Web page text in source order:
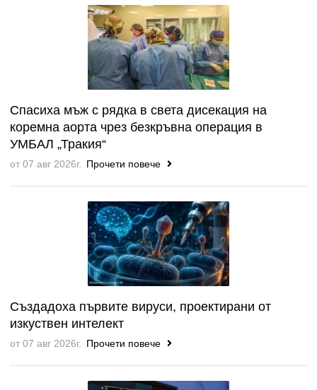
Спасиха мъж с рядка в света дисекация на
коремна аорта чрез безкръвна операция в
УМБАЛ „Тракия“
от 07 авг 2026г. Прочети повече
Създадоха първите вируси, проектирани от
изкуствен интелект
от 07 авг 2026г. Прочети повече